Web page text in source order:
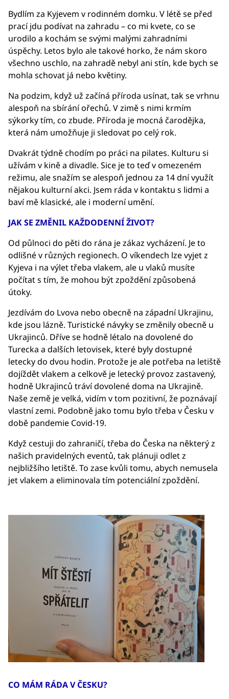
Bydlím za Kyjevem v rodinném domku. V létě se před
prací jdu podívat na zahradu – co mi kvete, co se
urodilo a kochám se svými malými zahradními
úspěchy. Letos bylo ale takové horko, že nám skoro
všechno uschlo, na zahradě nebyl ani stín, kde bych se
mohla schovat já nebo květiny.
Na podzim, když už začíná příroda usínat, tak se vrhnu
alespoň na sbírání ořechů. V zimě s nimi krmím
sýkorky tím, co zbude. Příroda je mocná čarodějka,
která nám umožňuje ji sledovat po celý rok.
Dvakrát týdně chodím po práci na pilates. Kulturu si
užívám v kině a divadle. Sice je to teď v omezeném
režimu, ale snažím se alespoň jednou za 14 dní využít
nějakou kulturní akci. Jsem ráda v kontaktu s lidmi a
baví mě klasické, ale i moderní umění.
JAK SE ZMĚNIL KAŽDODENNÍ ŽIVOT?
Od půlnoci do pěti do rána je zákaz vycházení. Je to
odlišné v různých regionech. O víkendech lze vyjet z
Kyjeva i na výlet třeba vlakem, ale u vlaků musíte
počítat s tím, že mohou být zpoždění způsobená
útoky.
Jezdívám do Lvova nebo obecně na západní Ukrajinu,
kde jsou lázně. Turistické návyky se změnily obecně u
Ukrajinců. Dříve se hodně létalo na dovolené do
Turecka a dalších letovisek, které byly dostupné
letecky do dvou hodin. Protože je ale potřeba na letiště
dojíždět vlakem a celkově je letecký provoz zastavený,
hodně Ukrajinců tráví dovolené doma na Ukrajině.
Naše země je velká, vidím v tom pozitivní, že poznávají
vlastní zemi. Podobně jako tomu bylo třeba v Česku v
době pandemie Covid-19.
Když cestuji do zahraničí, třeba do Česka na některý z
našich pravidelných eventů, tak plánuji odlet z
nejbližšího letiště. To zase kvůli tomu, abych nemusela
jet vlakem a eliminovala tím potenciální zpoždění.
CO MÁM RÁDA V ČESKU?